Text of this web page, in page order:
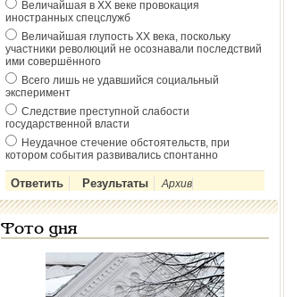
Величайшая в ХХ веке провокация
иностранных спецслужб
Величайшая глупость ХХ века, поскольку
участники революций не осознавали последствий
ими совершённого
Всего лишь не удавшийся социальный
эксперимент
Следствие преступной слабости
государственной власти
Неудачное стечение обстоятельств, при
котором события развивались спонтанно
Архив
Фото дня